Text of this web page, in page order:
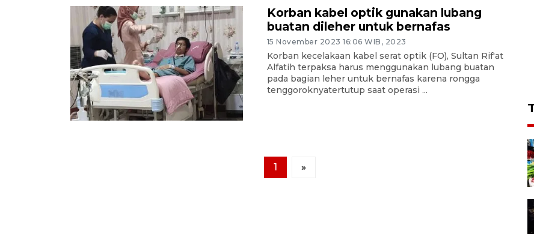
Korban kabel optik gunakan lubang
buatan dileher untuk bernafas
15 November 2023 16:06 WIB, 2023
Korban kecelakaan kabel serat optik (FO), Sultan Rif'at
Alfatih terpaksa harus menggunakan lubang buatan
pada bagian leher untuk bernafas karena rongga
tenggoroknyatertutup saat operasi ...
1 »